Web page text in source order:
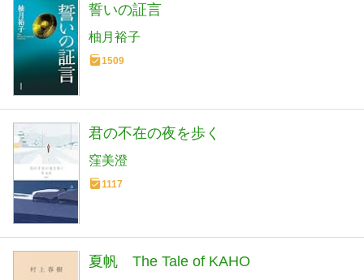
誓いの証言
柚月裕子
1509
君の不在の夜を歩く
窪美澄
1117
夏帆 The Tale of KAHO